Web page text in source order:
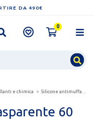
DA 490€
0
e chimica Silicone antimuffa trasparente 60 ml
60